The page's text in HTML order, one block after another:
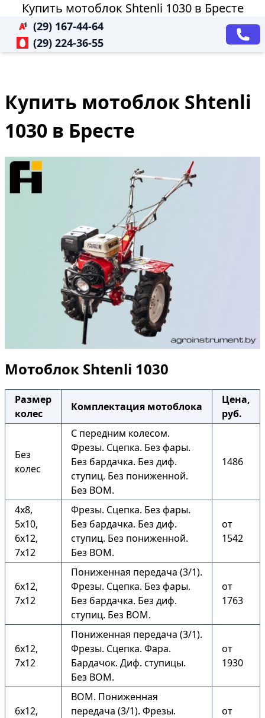
Купить мотоблок Shtenli 1030 в Бресте
(29) 167-44-64
(29) 224-36-55
Купить мотоблок Shtenli
1030 в Бресте
Мотоблок Shtenli 1030
Размер
колес
Комплектация мотоблока
Цена,
руб.
Без
колес
С передним колесом.
Фрезы. Сцепка. Без фары.
Без бардачка. Без диф.
ступиц. Без пониженной.
Без ВОМ.
1486
4х8,
5х10,
6х12,
7х12
Фрезы. Сцепка. Без фары.
Без бардачка. Без диф.
ступиц. Без пониженной.
Без ВОМ.
от
1542
6х12,
7х12
Пониженная передача (3/1).
Фрезы. Сцепка. Без фары.
Без бардачка. Без диф.
ступиц. Без ВОМ.
от
1763
6х12,
7х12
Пониженная передача (3/1).
Фрезы. Сцепка. Фара.
Бардачок. Диф. ступицы.
Без ВОМ.
от
1930
6х12,
ВОМ. Пониженная
передача (3/1). Фрезы.
от